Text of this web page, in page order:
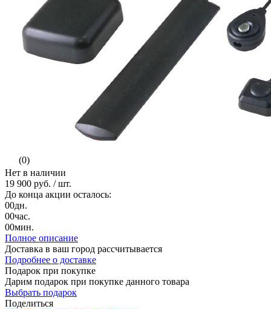
(0)
Нет в наличии
19 900 руб. / шт.
До конца акции осталось:
00дн.
00час.
00мин.
Полное описание
Доставка в ваш город рассчитывается
Подробнее о доставке
Подарок при покупке
Дарим подарок при покупке данного товара
Выбрать подарок
Поделиться